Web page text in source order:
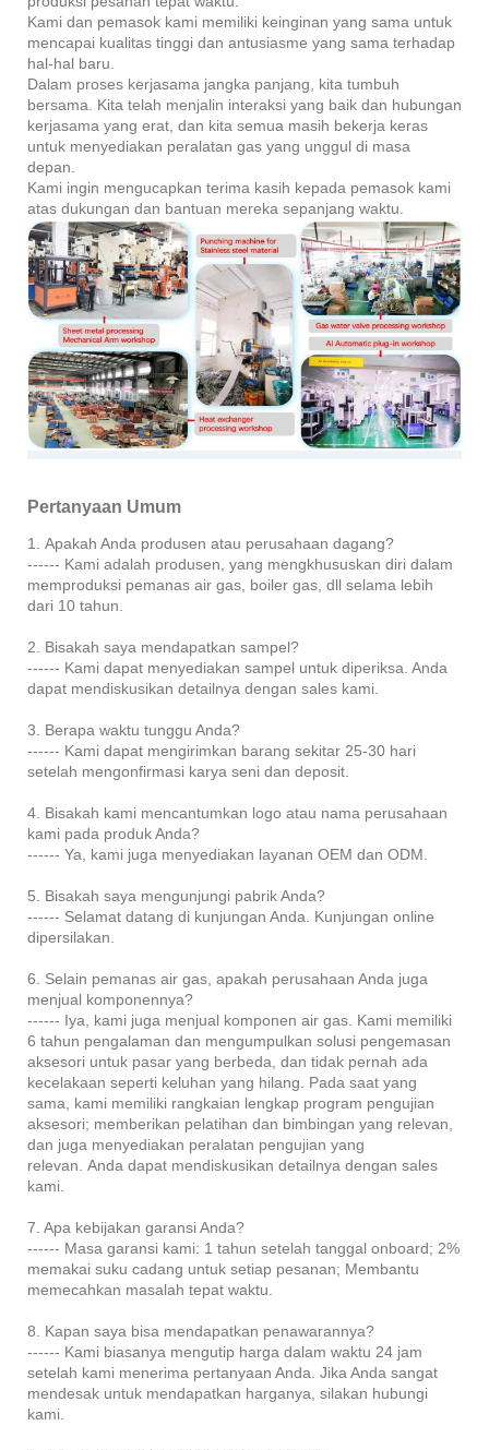
Kami dan pemasok kami memiliki keinginan yang sama untuk
mencapai kualitas tinggi dan antusiasme yang sama terhadap
hal-hal baru.
Dalam proses kerjasama jangka panjang, kita tumbuh
bersama. Kita telah menjalin interaksi yang baik dan hubungan
kerjasama yang erat, dan kita semua masih bekerja keras
untuk menyediakan peralatan gas yang unggul di masa
depan.
Kami ingin mengucapkan terima kasih kepada pemasok kami
atas dukungan dan bantuan mereka sepanjang waktu.
Pertanyaan Umum
1. Apakah Anda produsen atau perusahaan dagang?
------ Kami adalah produsen, yang mengkhususkan diri dalam
memproduksi pemanas air gas, boiler gas, dll selama lebih
dari 10 tahun.
2. Bisakah saya mendapatkan sampel?
------ Kami dapat menyediakan sampel untuk diperiksa. Anda
dapat mendiskusikan detailnya dengan sales kami.
3. Berapa waktu tunggu Anda?
------ Kami dapat mengirimkan barang sekitar 25-30 hari
setelah mengonfirmasi karya seni dan deposit.
4. Bisakah kami mencantumkan logo atau nama perusahaan
kami pada produk Anda?
------ Ya, kami juga menyediakan layanan OEM dan ODM.
5. Bisakah saya mengunjungi pabrik Anda?
------ Selamat datang di kunjungan Anda. Kunjungan online
dipersilakan.
6. Selain pemanas air gas, apakah perusahaan Anda juga
menjual komponennya?
------ Iya, kami juga menjual komponen air gas. Kami memiliki
6 tahun pengalaman dan mengumpulkan solusi pengemasan
aksesori untuk pasar yang berbeda, dan tidak pernah ada
kecelakaan seperti keluhan yang hilang. Pada saat yang
sama, kami memiliki rangkaian lengkap program pengujian
aksesori; memberikan pelatihan dan bimbingan yang relevan,
dan juga menyediakan peralatan pengujian yang
relevan. Anda dapat mendiskusikan detailnya dengan sales
kami.
7. Apa kebijakan garansi Anda?
------ Masa garansi kami: 1 tahun setelah tanggal onboard; 2%
memakai suku cadang untuk setiap pesanan; Membantu
memecahkan masalah tepat waktu.
8. Kapan saya bisa mendapatkan penawarannya?
------ Kami biasanya mengutip harga dalam waktu 24 jam
setelah kami menerima pertanyaan Anda. Jika Anda sangat
mendesak untuk mendapatkan harganya, silakan hubungi
kami.